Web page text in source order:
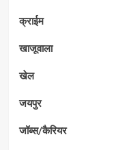
क्राईम
खाजूवाला
खेल
जयपुर
जॉब्स/कैरियर